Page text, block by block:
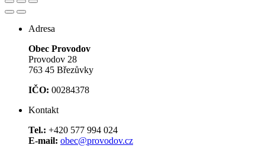
Adresa
Obec Provodov
Provodov 28
763 45 Březůvky
IČO: 00284378
Kontakt
Tel.: +420 577 994 024
E-mail: obec@provodov.cz